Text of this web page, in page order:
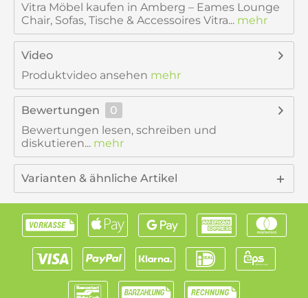
Vitra Möbel kaufen in Amberg – Eames Lounge
Chair, Sofas, Tische & Accessoires Vitra... mehr
Video
Produktvideo ansehen mehr
Bewertungen
0
Bewertungen lesen, schreiben und
diskutieren... mehr
Varianten & ähnliche Artikel